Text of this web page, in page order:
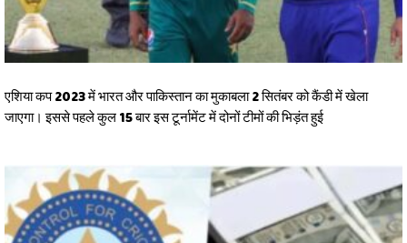
एशिया कप 2023 में भारत और पाकिस्तान का मुकाबला 2 सितंबर को कैंडी में खेला
जाएगा। इससे पहले कुल 15 बार इस टूर्नामेंट में दोनों टीमों की भिड़ंत हुई